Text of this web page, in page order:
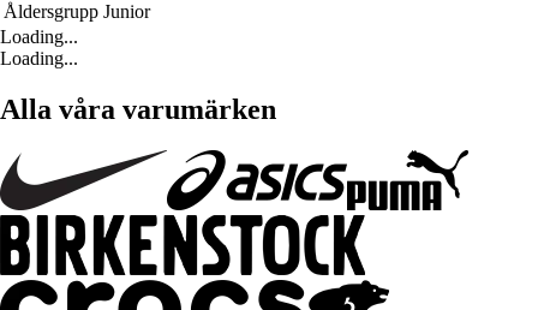
Åldersgrupp Junior
Loading...
Loading...
Alla våra varumärken